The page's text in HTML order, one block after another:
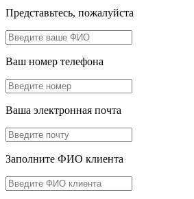
Представьтесь, пожалуйста
Ваш номер телефона
Ваша электронная почта
Заполните ФИО клиента